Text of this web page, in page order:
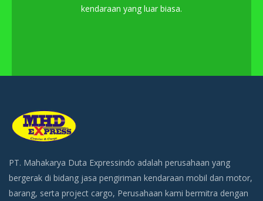
kendaraan yang luar biasa.
PT. Mahakarya Duta Expressindo adalah perusahaan yang
bergerak di bidang jasa pengiriman kendaraan mobil dan motor,
barang, serta project cargo, Perusahaan kami bermitra dengan